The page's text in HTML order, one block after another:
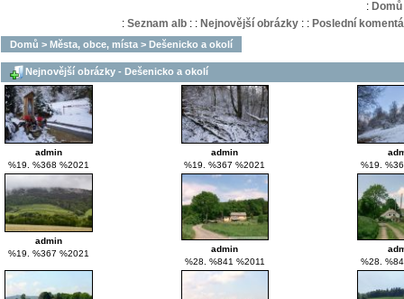
: Domů
: Seznam alb: : Nejnovější obrázky: : Poslední
Domů > Města, obce, místa > Dešenicko a okolí
Nejnovější obrázky - Dešenicko a okolí
admin
%19. %368 %2021
admin
%19. %367 %2021
%19.
admin
%19. %367 %2021
admin
%28. %841 %2011
%28.